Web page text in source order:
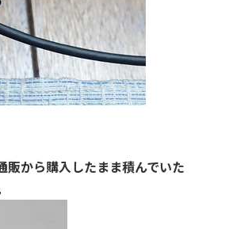
から購入したまま積んでいた